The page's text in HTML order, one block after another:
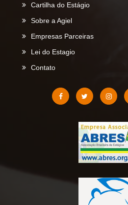
Cartilha do Estágio
Sobre a Agiel
Empresas Parceiras
Lei do Estagio
Contato